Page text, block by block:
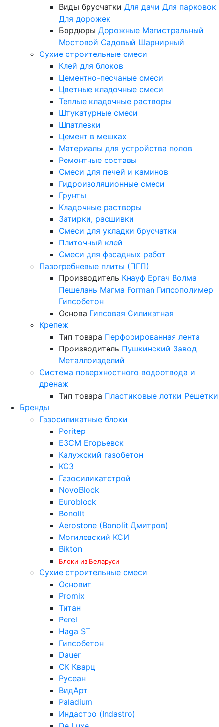
Виды брусчатки Для дачи Для парковок
Для дорожек
Бордюры Дорожные Магистральный
Мостовой Садовый Шарнирный
Сухие строительные смеси
Клей для блоков
Цементно-песчаные смеси
Цветные кладочные смеси
Теплые кладочные растворы
Штукатурные смеси
Шпатлевки
Цемент в мешках
Материалы для устройства полов
Ремонтные составы
Смеси для печей и каминов
Гидроизоляционные смеси
Грунты
Кладочные растворы
Затирки, расшивки
Смеси для укладки брусчатки
Плиточный клей
Смеси для фасадных работ
Пазогребневые плиты (ПГП)
Производитель Кнауф Ергач Волма
Пешелань Магма Forman Гипсополимер
Гипсобетон
Основа Гипсовая Силикатная
Крепеж
Тип товара Перфорированная лента
Производитель Пушкинский Завод
Металлоизделий
Система поверхностного водоотвода и
дренаж
Тип товара Пластиковые лотки Решетки
Бренды
Газосиликатные блоки
Poritep
ЕЗСМ Егорьевск
Калужский газобетон
КСЗ
Газосиликатстрой
NovoBlock
Euroblock
Bonolit
Aerostone (Bonolit Дмитров)
Могилевский КСИ
Bikton
Блоки из Беларуси
Сухие строительные смеси
Основит
Promix
Титан
Perel
Haga ST
Гипсобетон
Dauer
СК Кварц
Русеан
ВидАрт
Paladium
Индастро (Indastro)